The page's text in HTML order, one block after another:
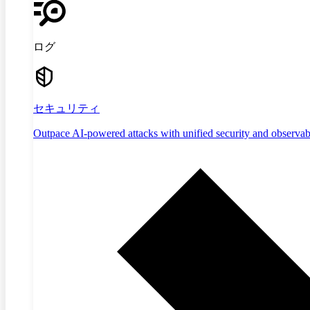
ログ
セキュリティ
Outpace AI-powered attacks with unified security and